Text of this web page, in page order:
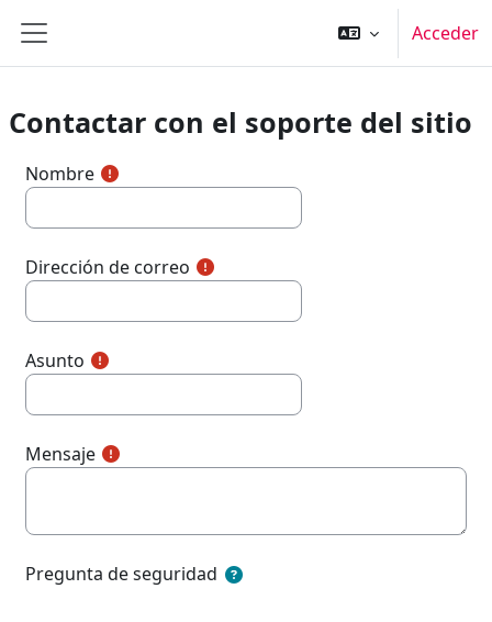
Panel lateral
Acceder
Contactar con el soporte del sitio
Nombre
Dirección de correo
Asunto
Mensaje
Pregunta de seguridad